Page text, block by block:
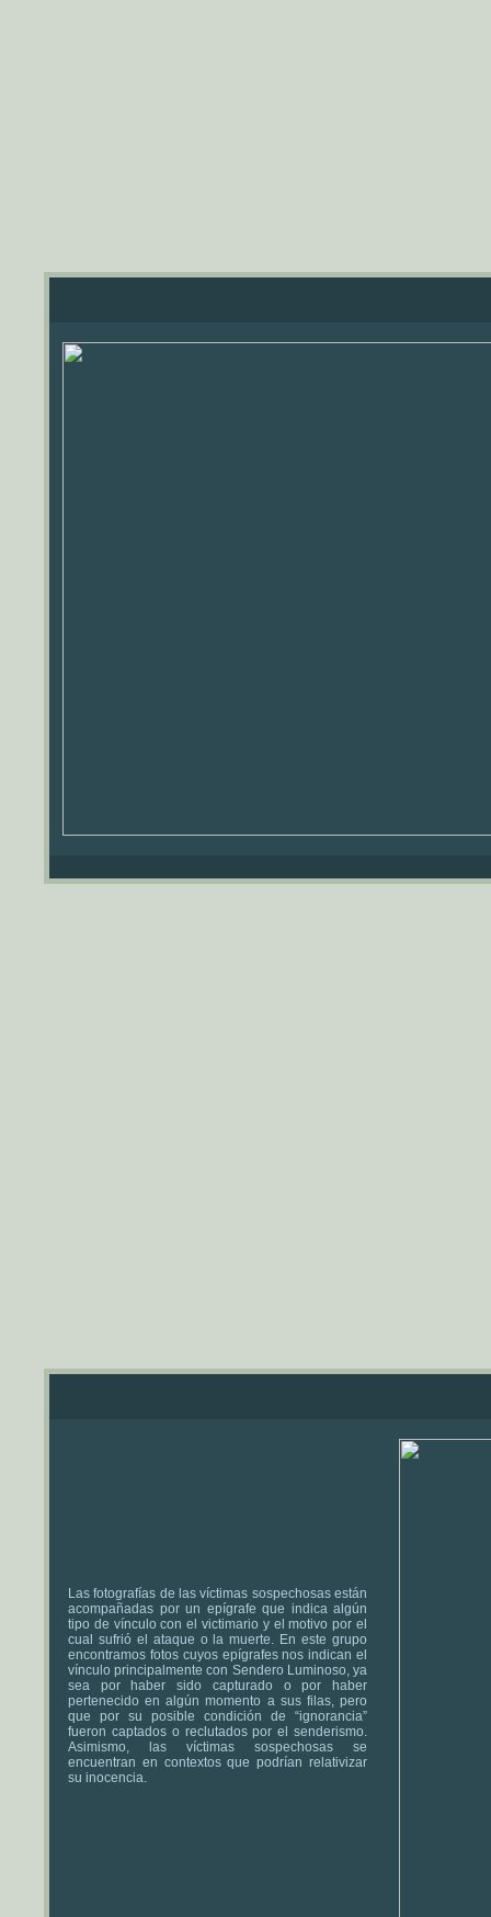
Las fotografías de las víctimas sospechosas están
acompañadas por un epígrafe que indica algún
tipo de vínculo con el victimario y el motivo por el
cual sufrió el ataque o la muerte. En este grupo
encontramos fotos cuyos epígrafes nos indican el
vínculo principalmente con Sendero Luminoso, ya
sea por haber sido capturado o por haber
pertenecido en algún momento a sus filas, pero
que por su posible condición de “ignorancia”
fueron captados o reclutados por el senderismo.
Asimismo, las víctimas sospechosas se
encuentran en contextos que podrían relativizar
su inocencia.